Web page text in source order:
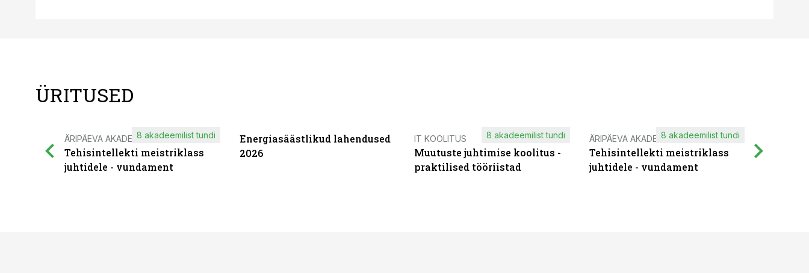
ÜRITUSED
ÄRIPÄEVA AKADEEMIA
Tehisintellekti meistriklass
juhtidele - vundament
8 akadeemilist tundi
Energiasäästlikud lahendused
2026
IT KOOLITUS
Muutuste juhtimise koolitus -
praktilised tööriistad
8 akadeemilist tundi ÄRIPÄEVA AKADEEMIA
Tehisintellekti meistriklass
juhtidele - vundament
8 akadeemilist tundi